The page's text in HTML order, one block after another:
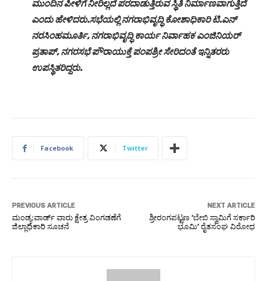
ಮುಂದಿನ ಪೀಳಿಗೆ ನೀರಿಲ್ಲದೆ ಪರದಾಡುತ್ತಿರುವ ಸ್ಥಿತಿ ನಿರ್ಮಾಣವಾಗುತ್ತಿದೆ
ಎಂದು ಹೇಳಿದರು.ಸಭೆಯಲ್ಲಿ ನಗರಾಭಿವೃದ್ಧಿ ಕೋಶಾಧಿಕಾರಿ ಟಿ.ಎನ್
ನರಸಿಂಹಮೂರ್ತಿ, ನಗರಾಭಿವೃದ್ಧಿ ಕಾರ್ಯ ನಿರ್ವಾಹಕ ಎಂಜಿನಿಯರ್
ಪ್ರತಾಪ್, ನಗರಸಭೆ ಪೌರಾಯುಕ್ತೆ ಪಂಪಶ್ರೀ ಸೇರಿದಂತೆ ಇನ್ನಿತರರು
ಉಪಸ್ಥಿತರಿದ್ದರು.
Facebook Twitter
PREVIOUS ARTICLE
ಮಂಡ್ಯ:ವಾರ್ಡ್ ವಾರು ಕ್ಷೇತ್ರ ವಿಂಗಡಣೆಗೆ
ಜಿಲ್ಲಾಧಿಕಾರಿ ಸೂಚನೆ
NEXT ARTICLE
ಶ್ರೀರಂಗಪಟ್ಟಣ ‘ಬೇಬಿ ಸ್ವಾಮಿಗೆ ಸರ್ಕಾರಿ
ಭೂಮಿ’ ರೈತಸಂಘ ವಿರೋಧ